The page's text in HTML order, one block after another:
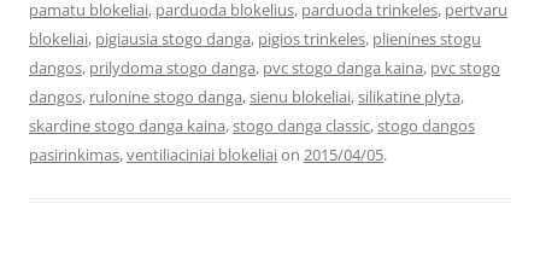
pamatu blokeliai, parduoda blokelius, parduoda trinkeles, pertvaru
blokeliai, pigiausia stogo danga, pigios trinkeles, plienines stogu
dangos, prilydoma stogo danga, pvc stogo danga kaina, pvc stogo
dangos, rulonine stogo danga,sienu blokeliai,silikatine plyta,
skardine stogo danga kaina,stogo danga classic,stogo dangos
pasirinkimas,ventiliaciniai blokeliaion 2015/04/05.